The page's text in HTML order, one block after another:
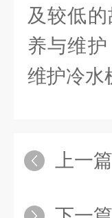
及较低
养与维
维护冷水
上一